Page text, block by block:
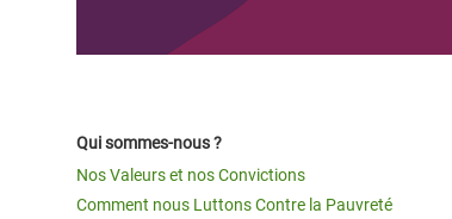
Qui sommes-nous ?
Nos Valeurs et nos Convictions
Comment nous Luttons Contre la Pauvreté